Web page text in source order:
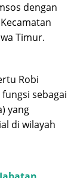
dengan
Timur.
Robi
sebagai
yang
di wilayah